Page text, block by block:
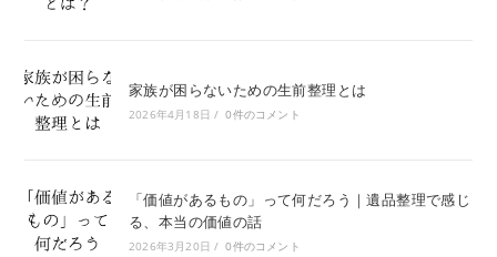
家族が困らないための生前整理とは
2026年4月18日 / 0件のコメント
「価値があるもの」って何だろう｜遺品整理で感じ
る、本当の価値の話
2026年3月20日 / 0件のコメント